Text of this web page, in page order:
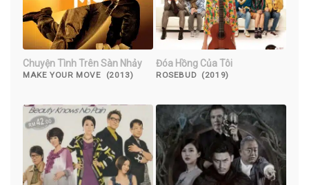
Chuyện Tình Trên Sàn Nhảy
MAKE YOUR MOVE (2013)
Đóa Hồng Của Tôi
ROSEBUD (2019)